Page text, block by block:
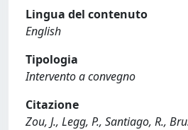
Lingua del contenuto
English
Tipologia
Intervento a convegno
Citazione
Zou, J., Legg, P., Santiago, R.,